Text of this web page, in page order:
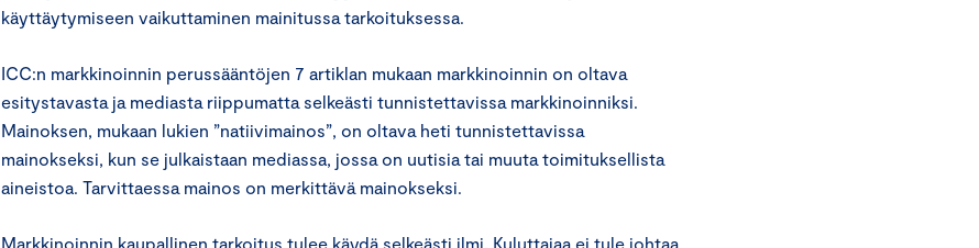
käyttäytymiseen vaikuttaminen mainitussa tarkoituksessa.
ICC:n markkinoinnin perussääntöjen 7 artiklan mukaan markkinoinnin on oltava
esitystavasta ja mediasta riippumatta selkeästi tunnistettavissa markkinoinniksi.
Mainoksen, mukaan lukien ”natiivimainos”, on oltava heti tunnistettavissa
mainokseksi, kun se julkaistaan mediassa, jossa on uutisia tai muuta toimituksellista
aineistoa. Tarvittaessa mainos on merkittävä mainokseksi.
Markkinoinnin kaupallinen tarkoitus tulee käydä selkeästi ilmi. Kuluttajaa ei tule johtaa